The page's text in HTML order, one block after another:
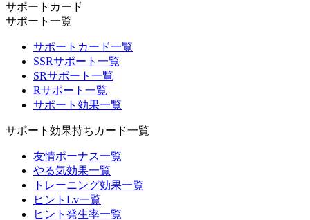
サポートカード
サポート一覧
サポートカード一覧
SSRサポート一覧
SRサポート一覧
Rサポート一覧
サポート効果一覧
サポート効果持ちカード一覧
友情ボーナス一覧
やる気効果一覧
トレーニング効果一覧
ヒントLv一覧
ヒント発生率一覧